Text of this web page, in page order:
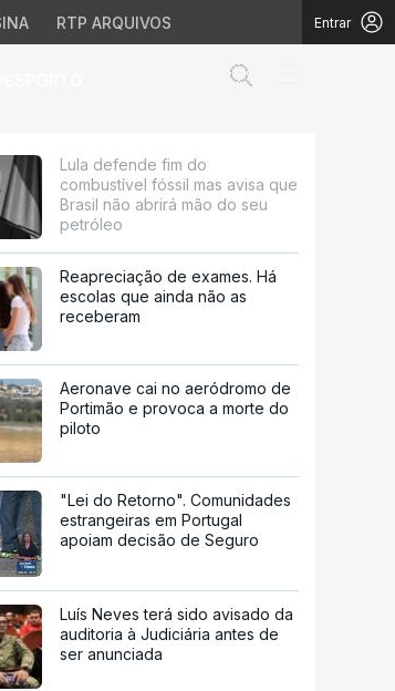
RTP ARQUIVOS Entrar
que Brasil não
Lula defende fim do
combustível fóssil mas avisa que
Brasil não abrirá mão do seu
petróleo
Reapreciação de exames. Há
escolas que ainda não as
receberam
Aeronave cai no aeródromo de
Portimão e provoca a morte do
piloto
"Lei do Retorno". Comunidades
estrangeiras em Portugal
apoiam decisão de Seguro
Luís Neves terá sido avisado da
auditoria à Judiciária antes de
ser anunciada